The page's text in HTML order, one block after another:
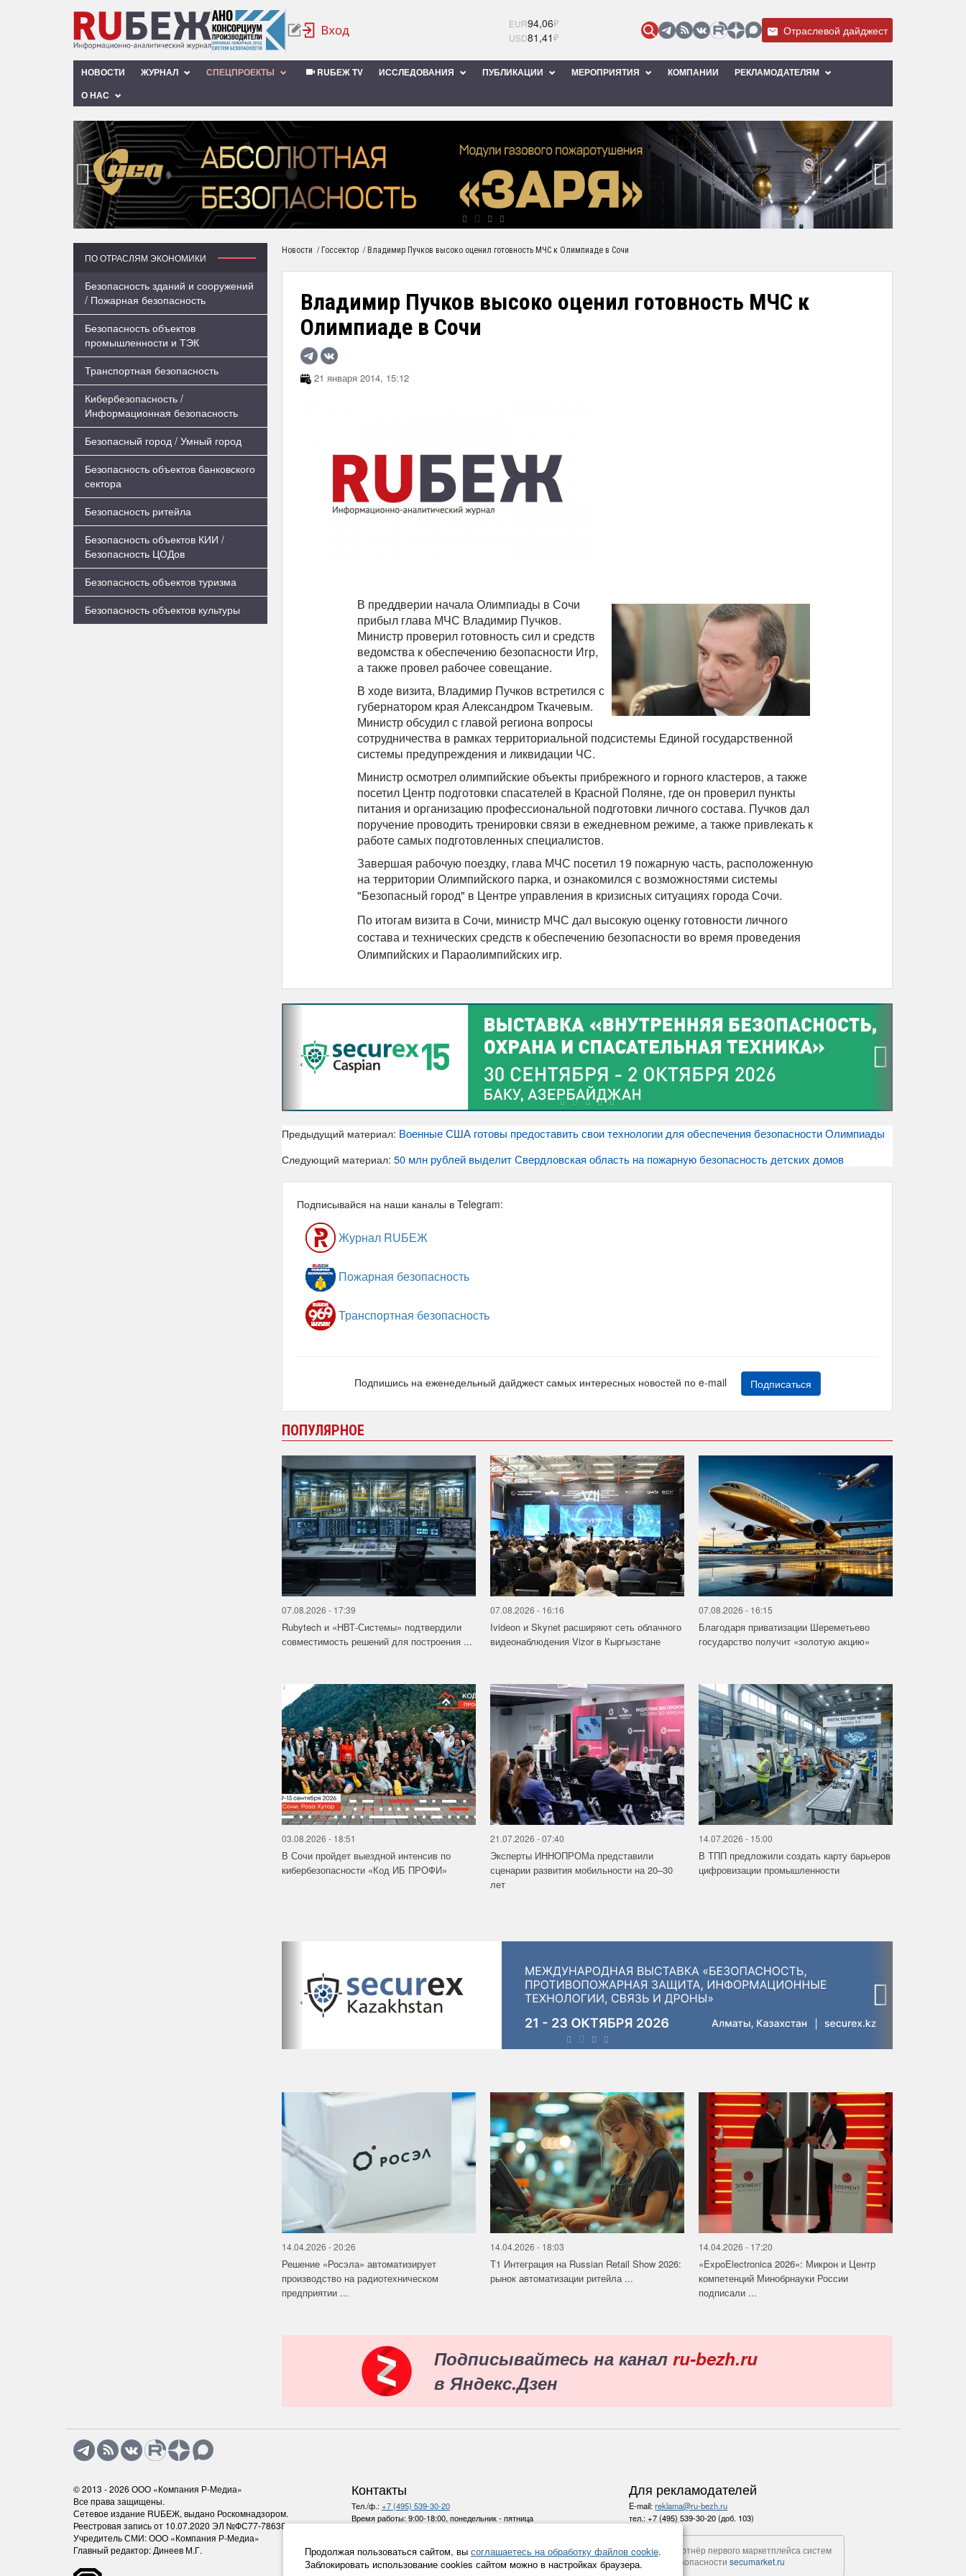
EUR94,06₽
USD81,41₽ Отраслевой дайджест
НОВОСТИ ЖУРНАЛ СПЕЦПРОЕКТЫ RUБЕЖ TV ИССЛЕДОВАНИЯ ПУБЛИКАЦИИ МЕРОПРИЯТИЯ КОМПАНИИ
РЕКЛАМОДАТЕЛЯМ
О НАС
‹
ПО ОТРАСЛЯМ ЭКОНОМИКИ
Безопасность зданий и сооружений
/ Пожарная безопасность
Безопасность объектов
промышленности и ТЭК
Транспортная безопасность
Кибербезопасность /
Информационная безопасность
Безопасный город / Умный город
Безопасность объектов банковского
сектора
Безопасность ритейла
Безопасность объектов КИИ /
Безопасность ЦОДов
Безопасность объектов туризма
Безопасность объектов культуры
Новости / Госсектор / Владимир Пучков высоко оценил готовность МЧС к Олимпиаде в Сочи
Владимир Пучков высоко оценил готовность МЧС к
Олимпиаде в Сочи
21 января 2014, 15:12
В преддверии начала Олимпиады в Сочи
прибыл глава МЧС Владимир Пучков.
Министр проверил готовность сил и средств
ведомства к обеспечению безопасности Игр,
а также провел рабочее совещание.
В ходе визита, Владимир Пучков встретился с
губернатором края Александром Ткачевым.
Министр обсудил с главой региона вопросы
сотрудничества в рамках территориальной подсистемы Единой государственной
системы предупреждения и ликвидации ЧС.
Министр осмотрел олимпийские объекты прибрежного и горного кластеров, а также
посетил Центр подготовки спасателей в Красной Поляне, где он проверил пункты
питания и организацию профессиональной подготовки личного состава. Пучков дал
поручение проводить тренировки связи в ежедневном режиме, а также привлекать к
работе самых подготовленных специалистов.
Завершая рабочую поездку, глава МЧС посетил 19 пожарную часть, расположенную
на территории Олимпийского парка, и ознакомился с возможностями системы
"Безопасный город" в Центре управления в кризисных ситуациях города Сочи.
По итогам визита в Сочи, министр МЧС дал высокую оценку готовности личного
состава и технических средств к обеспечению безопасности во время проведения
Олимпийских и Параолимпийских игр.
‹ ›
Предыдущий материал: Военные США готовы предоставить свои технологии для обеспечения безопасности Олимпиады
Следующий материал: 50 млн рублей выделит Свердловская область на пожарную безопасность детских домов
Подписывайся на наши каналы в Telegram:
Журнал RUБЕЖ
Пожарная безопасность
Транспортная безопасность
Подпишись на еженедельный дайджест самых интересных новостей по e-mail Подписаться
ПОПУЛЯРНОЕ
07.08.2026 - 17:39
Rubytech и «НВТ-Системы» подтвердили
совместимость решений для построения ...
07.08.2026 - 16:16
Ivideon и Skynet расширяют сеть облачного
видеонаблюдения Vizor в Кыргызстане
07.08.2026 - 16:15
Благодаря приватизации Шереметьево
государство получит «золотую акцию»
03.08.2026 - 18:51
В Сочи пройдет выездной интенсив по
кибербезопасности «Код ИБ ПРОФИ»
21.07.2026 - 07:40
Эксперты ИННОПРОМа представили
сценарии развития мобильности на 20–30
лет
14.07.2026 - 15:00
В ТПП предложили создать карту барьеров
цифровизации промышленности
‹
14.04.2026 - 20:26
Решение «Росэла» автоматизирует
производство на радиотехническом
предприятии ...
14.04.2026 - 18:03
Т1 Интеграция на Russian Retail Show 2026:
рынок автоматизации ритейла ...
14.04.2026 - 17:20
«ExpoElectronica 2026»: Микрон и Центр
компетенций Минобрнауки России
подписали ...
Подписывайтесь на канал ru-bezh.ru
в Яндекс.Дзен
© 2013 - 2026 ООО «Компания Р-Медиа»
Все права защищены.
Сетевое издание RUБЕЖ, выдано Роскомнадзором.
Реестровая запись от 10.07.2020 ЭЛ №ФС77-78638
Учредитель СМИ: ООО «Компания Р-Медиа»
Главный редактор: Динеев М.Г.
Контакты
Тел./ф.:+7 (495) 539-30-20
Время работы:9:00-18:00, понедельник - пятница
Политика конфиденциальности
Все права на материалы и новости, опубликованные на сайте
Для рекламодателей
E-mail:reklama@ru-bezh.ru
тел.:+7 (495) 539-30-20 (доб. 103)
Партнёр первого маркетплейса систем
безопасностиsecumarket.ru
Продолжая пользоваться сайтом, вы соглашаетесь на обработку файлов cookie.
Заблокировать использование cookies сайтом можно в настройках браузера.